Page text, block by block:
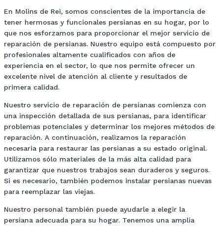
En Molins de Rei, somos conscientes de la importancia de
tener hermosas y funcionales persianas en su hogar, por lo
que nos esforzamos para proporcionar el mejor servicio de
reparación de persianas. Nuestro equipo está compuesto por
profesionales altamente cualificados con años de
experiencia en el sector, lo que nos permite ofrecer un
excelente nivel de atención al cliente y resultados de
primera calidad.
Nuestro servicio de reparación de persianas comienza con
una inspección detallada de sus persianas, para identificar
problemas potenciales y determinar los mejores métodos de
reparación. A continuación, realizamos la reparación
necesaria para restaurar las persianas a su estado original.
Utilizamos sólo materiales de la más alta calidad para
garantizar que nuestros trabajos sean duraderos y seguros.
Si es necesario, también podemos instalar persianas nuevas
para reemplazar las viejas.
Nuestro personal también puede ayudarle a elegir la
persiana adecuada para su hogar. Tenemos una amplia